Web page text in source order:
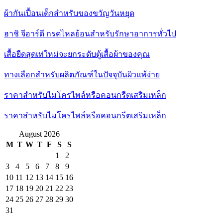
ผ้ากันเปื้อนเด็กสำหรับของขวัญวันหยุด
ฮาชิ จีอาร์ดี กรดไหลย้อนสำหรับรักษาอาการทั่วไป
เสื้อยืดสุดเท่ใหม่จะยกระดับตู้เสื้อผ้าของคุณ
ทางเลือกสำหรับผลิตภัณฑ์ในปัจจุบันผิวแพ้ง่าย
ราคาสำหรับไมโครไพล์หรือคอนกรีตเสริมเหล็ก
ราคาสำหรับไมโครไพล์หรือคอนกรีตเสริมเหล็ก
August 2026
M T W T F S
S
1
2
3
4 5 6 7 8
9
10 11 12 13 14 15 16
17 18 19 20 21 22 23
24 25 26 27 28 29 30
31